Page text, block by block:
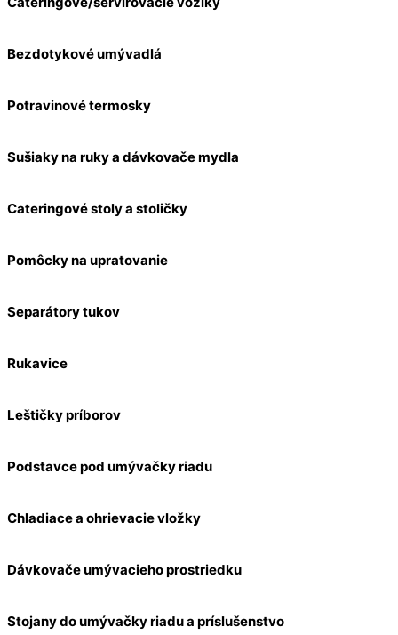
Bezdotykové umývadlá
Potravinové termosky
Sušiaky na ruky a dávkovače mydla
Cateringové stoly a stoličky
Pomôcky na upratovanie
Separátory tukov
Rukavice
Leštičky príborov
Podstavce pod umývačky riadu
Chladiace a ohrievacie vložky
Dávkovače umývacieho prostriedku
Stojany do umývačky riadu a príslušenstvo